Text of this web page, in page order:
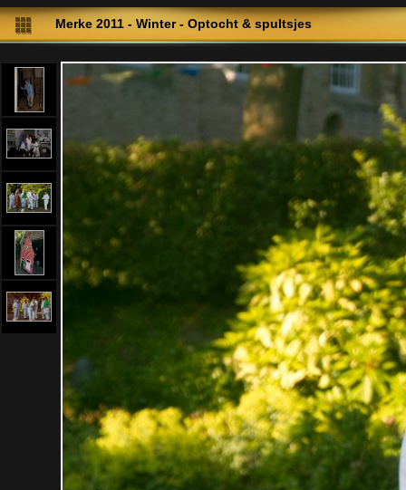
Merke 2011 - Winter - Optocht & spultsjes